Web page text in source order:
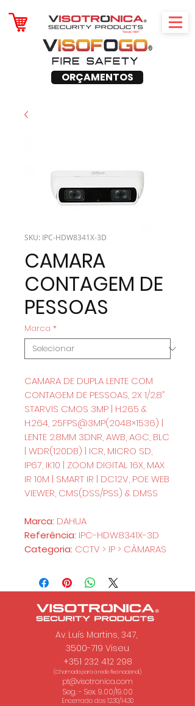
ORÇAMENTOS
SKU: IPC-HDW8341X-3D
CAMARA
CONTAGEM DE
PESSOAS
Marca *
CAMARA DE DUPLA LENTE COM
CONTAGEM DE PESSOAS, 2X 1/2.8”
STARVIS CMOS 3MP | H.265 &
H.264, 25FPS@3MP(2048×1536) |
LENTE 2.8MM 3DNR, AWB, AGC, BLC
| WDR(120DB) | ICR, MICRO SD,
IP67, IK10 | ZOOM DIGITAL 16X, MAX
IR 10M | SMART IR | DC12V, POE WEB
VIEWER, CMS(DSS/PSS) & DMSS
Marca: DAHUA
Referência: IPC-HDW8341X-3D
Categoria: CCTV > IP > CÂMARAS
Av. Luís Martins, 347,
3500-719 Viseu
+351 232 412 298
(Chamada para a rede fixa nacional.)
pt@visotronica.com
Seg. - Sex. 9.00/19.00
Encerrado das 12.30/14.30